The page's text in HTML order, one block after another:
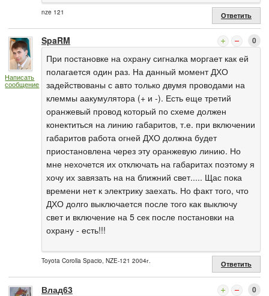
nze 121 Ответить
Написать
сообщение
SpaRM 0
При постановке на охрану сигналка моргает как ей
полагается один раз. На данный момент ДХО
задействованы с авто только двумя проводами на
клеммы аакумулятора (+ и -). Есть еще третий
оранжевый провод который по схеме должен
конектиться на линию габаритов, т.е. при включении
габаритов работа огней ДХО должна будет
приостановлена через эту оранжевую линию. Но
мне нехочется их отключать на габаритах поэтому я
хочу их завязать на на ближний свет..... Щас пока
времени нет к электрику заехать. Но факт того, что
ДХО долго выключается после того как выключу
свет и включение на 5 сек после постановки на
охрану - есть!!!
Toyota Corolla Spacio, NZE-121 2004г. Ответить
Влад63 0